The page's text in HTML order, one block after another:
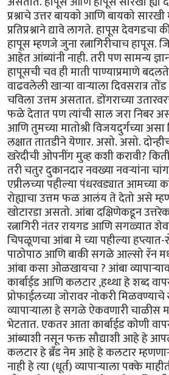
प्रश्नाचे उत्तर बायको आणि बायको
प्रतिप्रश्नाने द्यावे लागते. हापूस देवगडचा
हापूस म्हणजे जुना रत्नागिरीचाच
आहेत आंब्यांनी नाही. तरी पण सामन्य
हापूसची चव ही माती पाण्याप्रमाणे
वाढवलेली खार्‍या वार्‍याला दिवसरात्र
चविला उत्तम असतात. डोंगराच्या
फळे देतात पण त्यांची साल जरा निबर
आणि तुमच्या मातोश्री विजयदुर्गच्या
लक्षात तातडीने येणार. असो. असो.
खरेदीची ओपनींग मुव्ह कशी करावी?
तरी चतुर दुकानदार नवख्या नवर्‍यांना
एप्रीलच्या पहील्या पंधरवड्यात आमच्या
रोह्याचा उत्तम फळ आलंय ते देतो असे
खोटारडा असतो. आंबा दक्षिणेकडून
रत्नागिरी नंतर रायगड आणि सगळ्यात
चिपळूणचा आंबा मे च्या पहील्या हप्त्यात-
पाठोपाठ आणि बाकी सगळे आल्सो रॅन
आंबा कसा ओळखायचा ? आंबा
कार्बाईड आणि कलटार ,हथ्था हे शब्द
प्रोफाईलच्या जोरावर नोकरी
व्यापार्‍याला हे सगळे ऐकवणारी चाळीस
भेटतात. एकतर आता कार्बाईड कोणी
आंब्याशी नसून फक्त सौद्याशी आहे हे
कलटार हे ब्रँड नेम आहे हे कलटार
नाही हे त्या (धूर्त) व्यापार्‍याला पक्के